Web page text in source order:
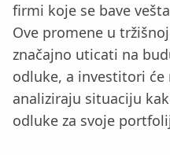
firmi koje se bave
Ove promene u
značajno uticati na
odluke, a investitori
analiziraju situaciju
odluke za svoje